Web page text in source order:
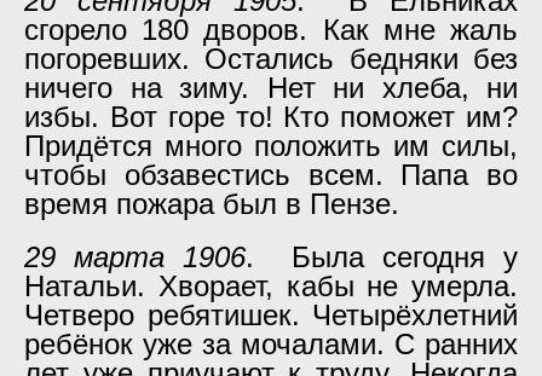
сгорело 180 дворов. Как мне жаль
погоревших. Остались бедняки без
ничего на зиму. Нет ни хлеба, ни
избы. Вот горе то! Кто поможет им?
Придётся много положить им силы,
чтобы обзавестись всем. Папа во
время пожара был в Пензе.
29 марта 1906. Была сегодня у
Натальи. Хворает, кабы не умерла.
Четверо ребятишек. Четырёхлетний
ребёнок уже за мочалами. С ранних